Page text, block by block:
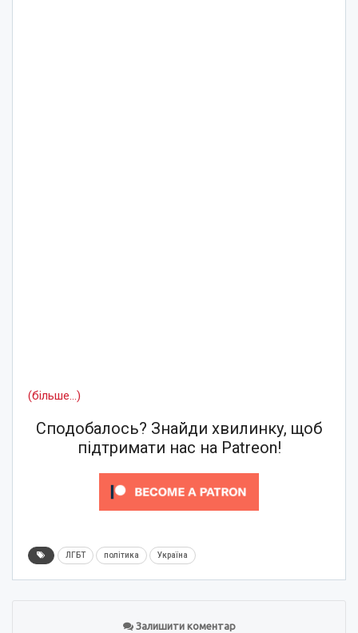
(більше…)
Сподобалось? Знайди хвилинку, щоб
підтримати нас на Patreon!
ЛГБТ політика Україна
Залишити коментар